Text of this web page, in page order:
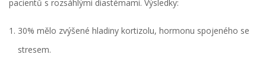
pacientů s rozsáhlými diastémami. Výsledky:
30% mělo zvýšené hladiny kortizolu, hormonu spojeného se
stresem.